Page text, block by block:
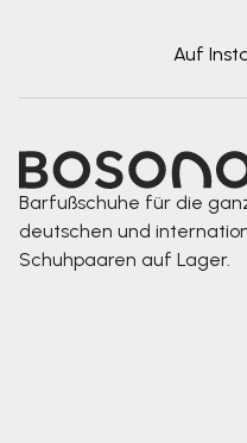
Auf
Barfußschuhe für die
deutschen und
Schuhpaaren auf Lager.